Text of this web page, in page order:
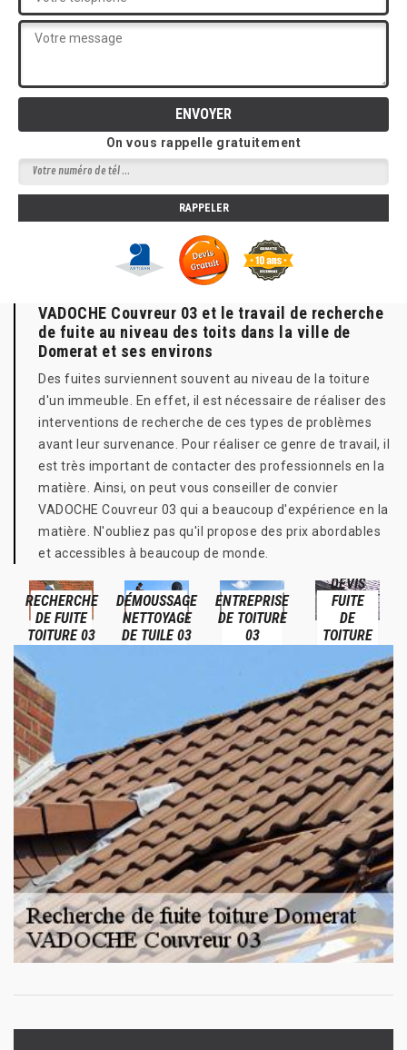
On vous rappelle gratuitement
VADOCHE Couvreur 03 et le travail de recherche
de fuite au niveau des toits dans la ville de
Domerat et ses environs
Des fuites surviennent souvent au niveau de la toiture
d'un immeuble. En effet, il est nécessaire de réaliser des
interventions de recherche de ces types de problèmes
avant leur survenance. Pour réaliser ce genre de travail, il
est très important de contacter des professionnels en la
matière. Ainsi, on peut vous conseiller de convier
VADOCHE Couvreur 03 qui a beaucoup d'expérience en la
matière. N'oubliez pas qu'il propose des prix abordables
et accessibles à beaucoup de monde.
RECHERCHE
DE FUITE
TOITURE 03
DÉMOUSSAGE
NETTOYAGE
DE TUILE 03
ENTREPRISE
DE TOITURE
03
DEVIS
FUITE
DE
TOITURE